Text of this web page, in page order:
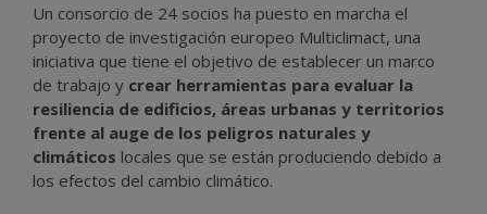
Un consorcio de 24 socios ha puesto en marcha el
proyecto de investigación europeo Multiclimact, una
iniciativa que tiene el objetivo de establecer un marco
de trabajo y crear herramientas para evaluar la
resiliencia de edificios, áreas urbanas y territorios
frente al auge de los peligros naturales y
climáticos locales que se están produciendo debido a
los efectos del cambio climático.